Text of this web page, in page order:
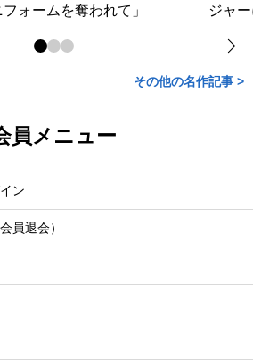
ォームを奪われて」
ジャ
その他の名作記事 >
員メニュー
ン
員退会）